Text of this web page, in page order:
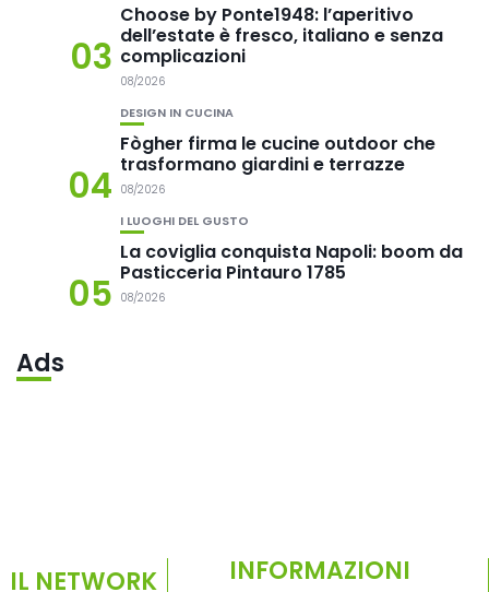
03
Choose by Ponte1948: l’aperitivo
dell’estate è fresco, italiano e senza
complicazioni
08/2026
04
DESIGN IN CUCINA
Fògher firma le cucine outdoor che
trasformano giardini e terrazze
08/2026
05
I LUOGHI DEL GUSTO
La coviglia conquista Napoli: boom da
Pasticceria Pintauro 1785
08/2026
Ads
IL NETWORK INFORMAZIONI